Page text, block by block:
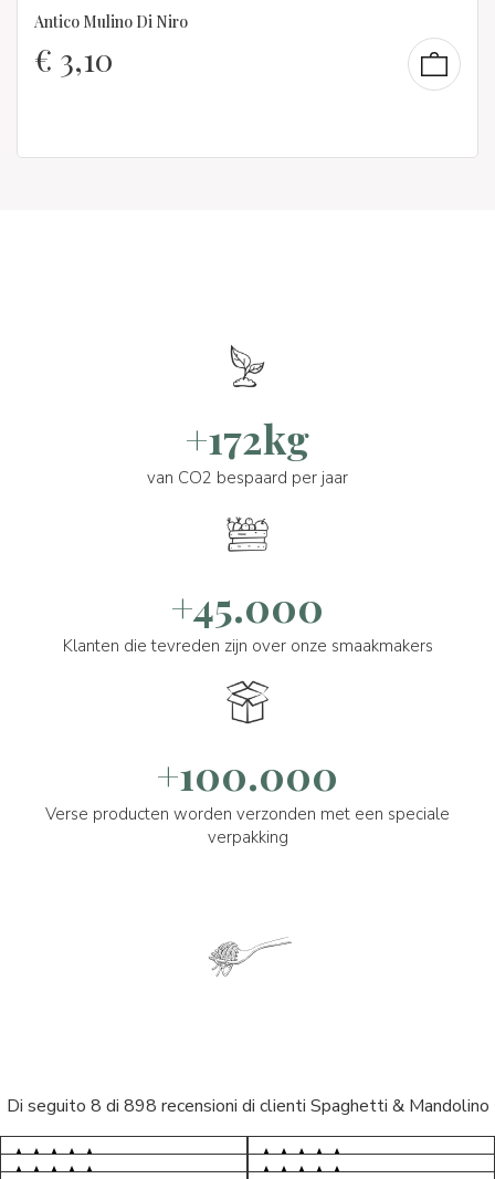
Antico Mulino Di Niro
€ 3,10
+172kg
van CO2 bespaard per jaar
+45.000
Klanten die tevreden zijn over onze smaakmakers
+100.000
Verse producten worden verzonden met een speciale
verpakking
Di seguito 8 di 898 recensioni di clienti Spaghetti & Mandolino
AR
D*